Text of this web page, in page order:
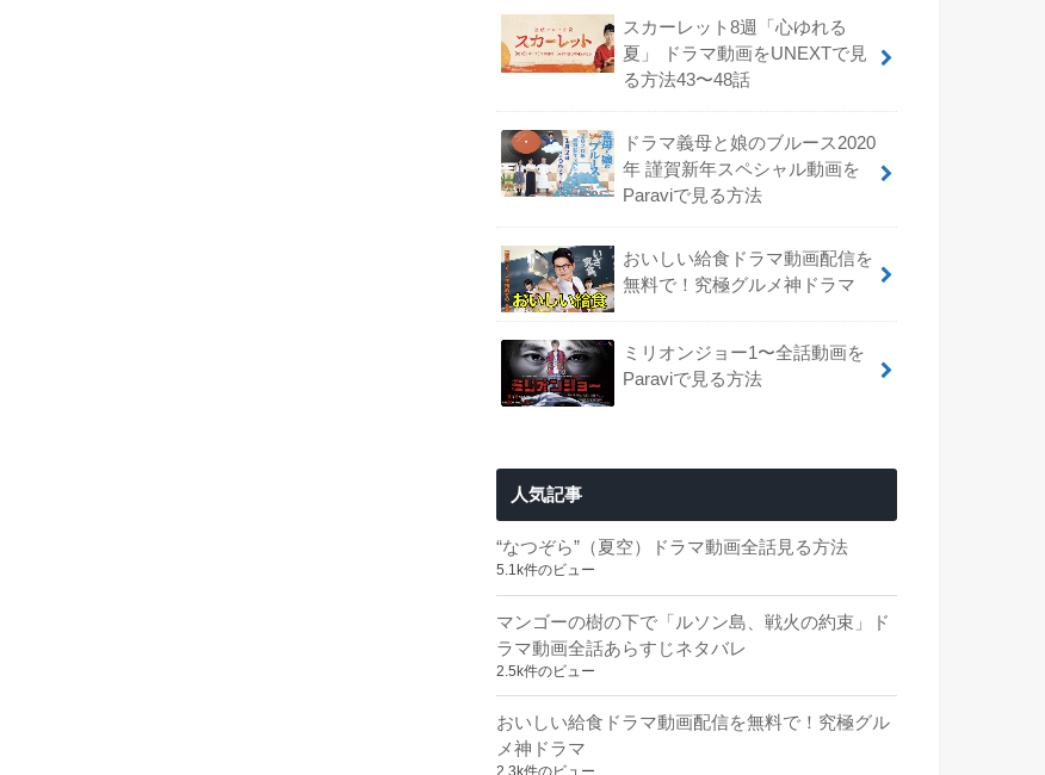
スカーレット8週「心ゆれる
夏」 ドラマ動画をUNEXTで見
る方法43〜48話
ドラマ義母と娘のブルース2020
年 謹賀新年スペシャル動画を
Paraviで見る方法
おいしい給食ドラマ動画配信を
無料で！究極グルメ神ドラマ
ミリオンジョー1〜全話動画を
Paraviで見る方法
人気記事
“なつぞら”（夏空）ドラマ動画全話見る方法
5.1k件のビュー
マンゴーの樹の下で「ルソン島、戦火の約束」ド
ラマ動画全話あらすじネタバレ
2.5k件のビュー
おいしい給食ドラマ動画配信を無料で！究極グル
メ神ドラマ
2.3k件のビュー